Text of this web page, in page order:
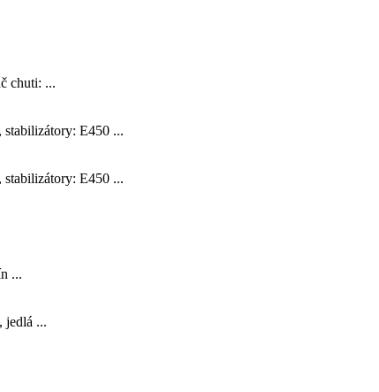
chuti: ...
stabilizátory: E450 ...
stabilizátory: E450 ...
...
jedlá ...